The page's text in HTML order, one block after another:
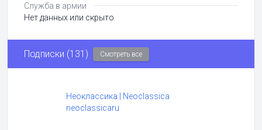
Служба в армии
Нет данных или скрыто
Подписки (131) Смотреть все
Неоклассика | Neoclassica
neoclassicaru